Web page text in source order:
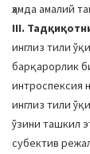
ҳамда амалий
III.
инглиз тили
барқарорлик
интроспексия
инглиз тили
ўзини ташкил
субектив